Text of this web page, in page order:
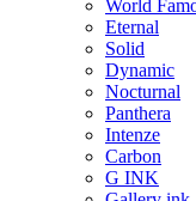
World
Eternal
Solid
Dynamic
Nocturnal
Panthera
Intenze
Carbon
G INK